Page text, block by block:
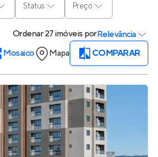
Status Preço
Ordenar27 imóveis porRelevância
Mosaico
Mapa COMPARAR